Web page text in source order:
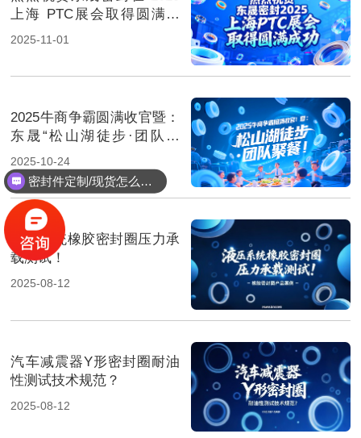
上海 PTC展会取得圆满成
功！
2025-11-01
2025牛商争霸圆满收官暨：
东晟“松山湖徒步·团队聚
餐”！
2025-10-24
液压系统橡胶密封圈压力承
载测试！
2025-08-12
汽车减震器Y形密封圈耐油
性测试技术规范？
2025-08-12
密封件定制/现货怎么报价，起订量多少？